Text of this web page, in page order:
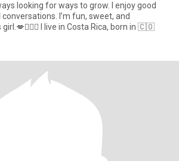
looking for ways to grow. I enjoy good
I’m fun, sweet, and
I live in Costa Rica, born in 🇨🇴